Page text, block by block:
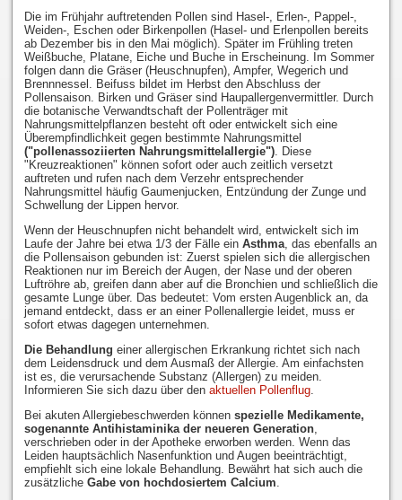
Die im Frühjahr auftretenden Pollen sind Hasel-, Erlen-, Pappel-,
Weiden-, Eschen oder Birkenpollen (Hasel- und Erlenpollen bereits
ab Dezember bis in den Mai möglich). Später im Frühling treten
Weißbuche, Platane, Eiche und Buche in Erscheinung. Im Sommer
folgen dann die Gräser (Heuschnupfen), Ampfer, Wegerich und
Brennnessel. Beifuss bildet im Herbst den Abschluss der
Pollensaison. Birken und Gräser sind Haupallergenvermittler. Durch
die botanische Verwandtschaft der Pollenträger mit
Nahrungsmittelpflanzen besteht oft oder entwickelt sich eine
Überempfindlichkeit gegen bestimmte Nahrungsmittel
("pollenassoziierten Nahrungsmittelallergie"). Diese
"Kreuzreaktionen" können sofort oder auch zeitlich versetzt
auftreten und rufen nach dem Verzehr entsprechender
Nahrungsmittel häufig Gaumenjucken, Entzündung der Zunge und
Schwellung der Lippen hervor.
Wenn der Heuschnupfen nicht behandelt wird, entwickelt sich im
Laufe der Jahre bei etwa 1/3 der Fälle ein Asthma, das ebenfalls an
die Pollensaison gebunden ist: Zuerst spielen sich die allergischen
Reaktionen nur im Bereich der Augen, der Nase und der oberen
Luftröhre ab, greifen dann aber auf die Bronchien und schließlich die
gesamte Lunge über. Das bedeutet: Vom ersten Augenblick an, da
jemand entdeckt, dass er an einer Pollenallergie leidet, muss er
sofort etwas dagegen unternehmen.
Die Behandlung einer allergischen Erkrankung richtet sich nach
dem Leidensdruck und dem Ausmaß der Allergie. Am einfachsten
ist es, die verursachende Substanz (Allergen) zu meiden.
Informieren Sie sich dazu über den aktuellen Pollenflug.
Bei akuten Allergiebeschwerden können spezielle Medikamente,
sogenannte Antihistaminika der neueren Generation,
verschrieben oder in der Apotheke erworben werden. Wenn das
Leiden hauptsächlich Nasenfunktion und Augen beeinträchtigt,
empfiehlt sich eine lokale Behandlung. Bewährt hat sich auch die
zusätzliche Gabe von hochdosiertem Calcium.